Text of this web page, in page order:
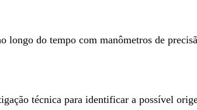
longo do tempo com manômetros de
técnica para identificar a possível